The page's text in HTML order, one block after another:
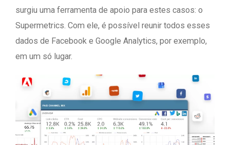
surgiu uma ferramenta de apoio para estes casos: o
Supermetrics. Com ele, é possível reunir todos esses
dados de Facebook e Google Analytics, por exemplo,
em um só lugar.